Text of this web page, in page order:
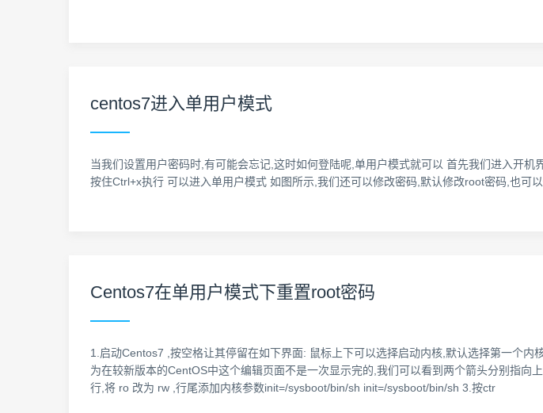
centos7进入单用户模式
当我们设置用户密码时,有可能会忘记,这时如何登陆呢,单用户模式就可以 首先我们进入开
按住Ctrl+x执行 可以进入单用户模式 如图所示,我们还可以修改密码,默认修改root密码,也
Centos7在单用户模式下重置root密码
1.启动Centos7 ,按空格让其停留在如下界面: 鼠标上下可以选择启动内核,默认选择第一个
为在较新版本的CentOS中这个编辑页面不是一次显示完的,我们可以看到两个箭头分别指
行,将 ro 改为 rw ,行尾添加内核参数init=/sysboot/bin/sh init=/sysboot/bin/sh 3.按ctr